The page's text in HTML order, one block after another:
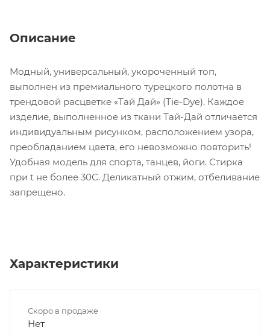
Описание
Модный, универсальный, укороченный топ,
выполнен из премиального турецкого полотна в
трендовой расцветке «Тай Дай» (Tie-Dye). Каждое
изделие, выполненное из ткани Тай-Дай отличается
индивидуальным рисунком, расположением узора,
преобладанием цвета, его невозможно повторить!
Удобная модель для спорта, танцев, йоги. Стирка
при t не более 30С. Деликатный отжим, отбеливание
запрещено.
Характеристики
Скоро в продаже
Нет